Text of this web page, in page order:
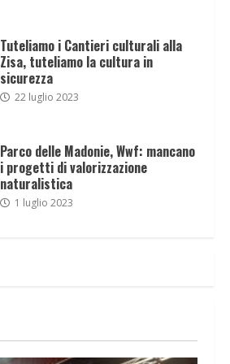
Tuteliamo i Cantieri culturali alla
Zisa, tuteliamo la cultura in
sicurezza
22 luglio 2023
Parco delle Madonie, Wwf: mancano
i progetti di valorizzazione
naturalistica
1 luglio 2023